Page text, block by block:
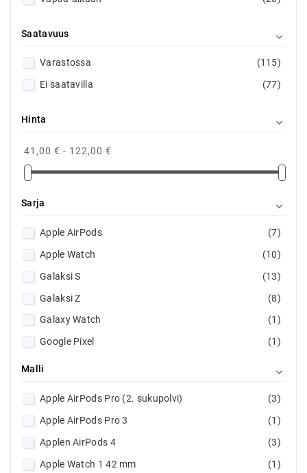
Saatavuus 
Varastossa
(115)
Ei saatavilla
(77)
Hinta 
41,00 € - 122,00 €
Sarja 
Apple AirPods
(7)
Apple Watch
(10)
Galaksi S
(13)
Galaksi Z
(8)
Galaxy Watch
(1)
Google Pixel
(1)
iPad
MagSafe
(1)
Malli 
Apple AirPods Pro (2. sukupolvi)
(3)
Apple AirPods Pro 3
(1)
Applen AirPods 4
(3)
Apple Watch 1 42 mm
(1)